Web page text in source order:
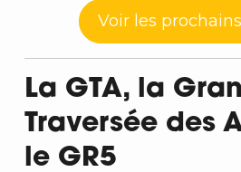
Voir les
La GTA, la
Traversée des
le GR5